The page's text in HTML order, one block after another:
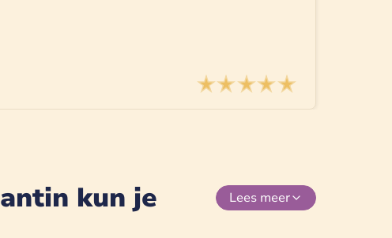
kun je Lees meer